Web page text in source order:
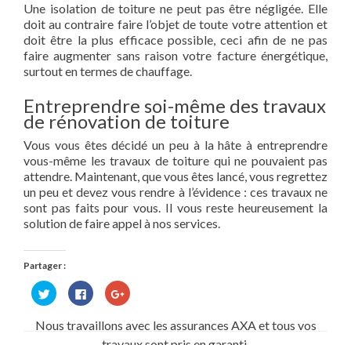
Une isolation de toiture ne peut pas être négligée. Elle
doit au contraire faire l’objet de toute votre attention et
doit être la plus efficace possible, ceci afin de ne pas
faire augmenter sans raison votre facture énergétique,
surtout en termes de chauffage.
Entreprendre soi-même des travaux
de rénovation de toiture
Vous vous êtes décidé un peu à la hâte à entreprendre
vous-même les travaux de toiture qui ne pouvaient pas
attendre. Maintenant, que vous êtes lancé, vous regrettez
un peu et devez vous rendre à l’évidence : ces travaux ne
sont pas faits pour vous. Il vous reste heureusement la
solution de faire appel à nos services.
Partager :
Cliquez
pour
partager
Twitter(ouvre
Cliquez
pour
partager
sur
Facebook(ouvre
dans
Cliquez
pour
Google+
Nous travaillons avec les assurances AXA et tous vos